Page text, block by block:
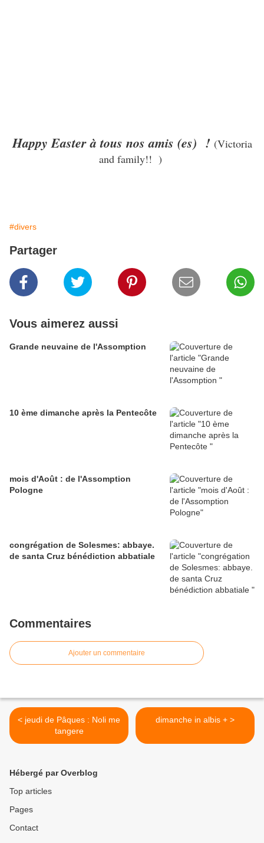
Happy Easter à tous nos amis (es) ! (Victoria
and family!! )
#divers
Partager
Vous aimerez aussi
Grande neuvaine de l'Assomption
10 ème dimanche après la Pentecôte
mois d'Août : de l'Assomption
Pologne
congrégation de Solesmes: abbaye.
de santa Cruz bénédiction abbatiale
Commentaires
Ajouter un commentaire
< jeudi de Pâques : Noli me
tangere
dimanche in albis + >
Hébergé par Overblog
Top articles
Pages
Contact